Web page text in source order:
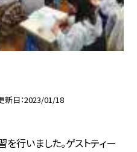
新日 2023/01/18
行いました。ゲストティー